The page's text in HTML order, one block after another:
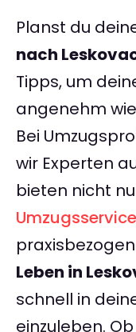
Planst du
nach
Tipps, um
angenehm
Bei
wir Experten
bieten nicht
Leben in
schnell in
einzuleben.